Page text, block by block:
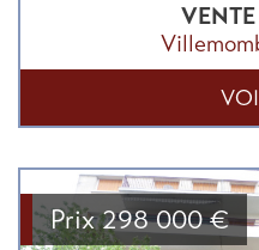
VENTE
Prix 298 000 €